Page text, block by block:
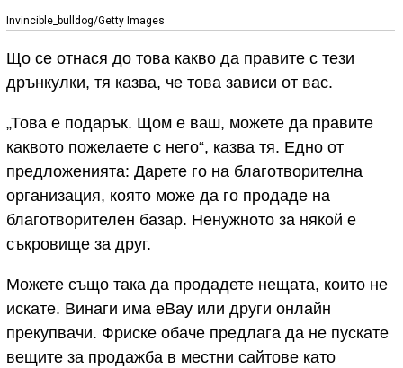
Invincible_bulldog/Getty Images
Що се отнася до това какво да правите с тези
дрънкулки, тя казва, че това зависи от вас.
„Това е подарък. Щом е ваш, можете да правите
каквото пожелаете с него“, казва тя. Едно от
предложенията: Дарете го на благотворителна
организация, която може да го продаде на
благотворителен базар. Ненужното за някой е
съкровище за друг.
Можете също така да продадете нещата, които не
искате. Винаги има eBay или други онлайн
прекупвачи. Фриске обаче предлага да не пускате
вещите за продажба в местни сайтове като